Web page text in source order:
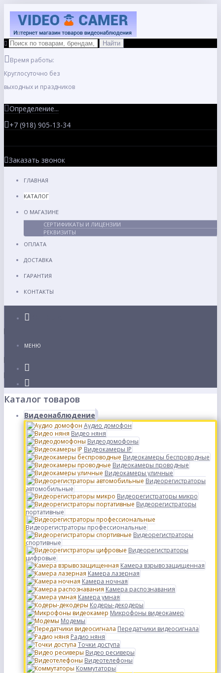
Время работы:
Круглосуточно без
выходных и праздников
Определение...
+7 (918) 905-13-34
Заказать звонок
ГЛАВНАЯ
КАТАЛОГ
О МАГАЗИНЕ
СЕРТИФИКАТЫ И ЛИЦЕНЗИИ
РЕКВИЗИТЫ
ОПЛАТА
ДОСТАВКА
ГАРАНТИЯ
КОНТАКТЫ
МЕНЮ
Каталог товаров
Видеонаблюдение
Аудио домофон
Видео няня
Видеодомофоны
Видеокамеры IP
Видеокамеры беспроводные
Видеокамеры проводные
Видеокамеры уличные
Видеорегистраторы
автомобильные
Видеорегистраторы микро
Видеорегистраторы
портативные
Видеорегистраторы профессиональные
Видеорегистраторы
спортивные
Видеорегистраторы
цифровые
Камера взрывозащищенная
Камера лазерная
Камера ночная
Камера распознавания
Камера умная
Кодеры-декодеры
Микрофоны видеокамер
Модемы
Передатчики видеосигнала
Радио няня
Точки доступа
Видео ресиверы
Видеотелефоны
Коммутаторы